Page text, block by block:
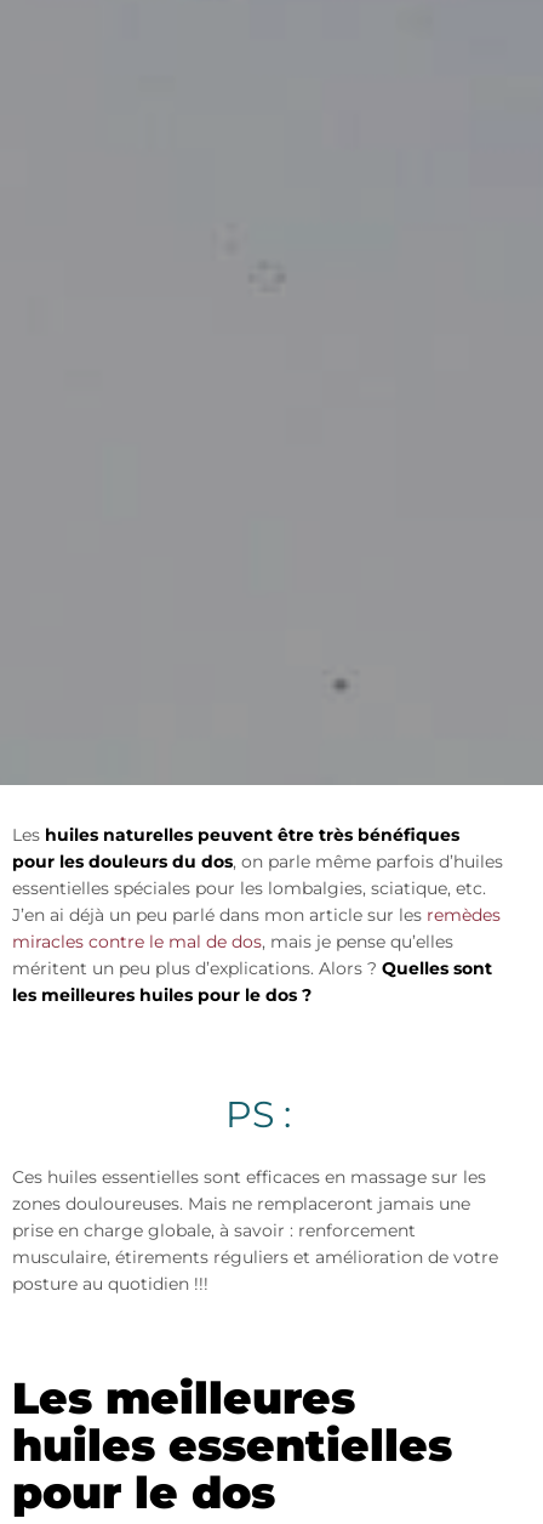
Les huiles naturelles peuvent être très bénéfiques
pour les douleurs du dos, on parle même parfois d’huiles
essentielles spéciales pour les lombalgies, sciatique, etc.
J’en ai déjà un peu parlé dans mon article sur les remèdes
miracles contre le mal de dos, mais je pense qu’elles
méritent un peu plus d’explications. Alors ? Quelles sont
les meilleures huiles pour le dos ?
PS :
Ces huiles essentielles sont efficaces en massage sur les
zones douloureuses. Mais ne remplaceront jamais une
prise en charge globale, à savoir : renforcement
musculaire, étirements réguliers et amélioration de votre
posture au quotidien !!!
Les meilleures
huiles essentielles
pour le dos